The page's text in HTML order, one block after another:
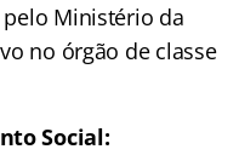
Ministério da
no órgão de classe
Social: